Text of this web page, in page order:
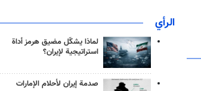
الرأي
لماذا يشكّل مضيق هرمز أداة
استراتيجية لإيران؟
صدمة إيران لأحلام الإمارات